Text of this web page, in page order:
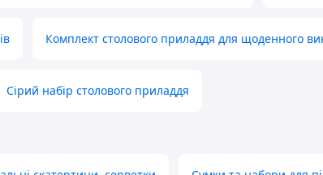
Комплект столового приладдя для щоденного
Сірий набір столового приладдя